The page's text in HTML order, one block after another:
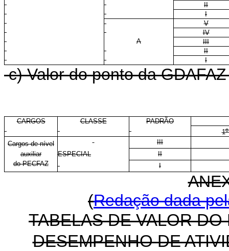
II
I
V
IV
A
III
II
I
c) Valor do ponto da
CARGOS CLASSE
PADRÃO
1o
Cargos de nível
III
auxiliar
ESPECIAL
II
do PECFAZ
I
(Redação dada
TABELAS DE VALOR
DESEMPENHO DE